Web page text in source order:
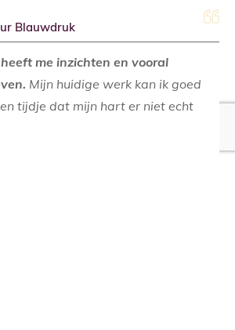
Blauwdruk
me inzichten en vooral
Mijn huidige werk kan ik goed
tijdje dat mijn hart er niet echt